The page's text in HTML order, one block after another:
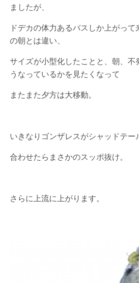
ましたが、
ドデカの体力あるバスしか上がっ
の朝とは違い、
サイズが小型化したことと、朝、
うなっているかを見たくなって
またまた夕方は大移動。
いきなりゴンザレスがシャッドテー
合わせたらまさかのスッポ抜け。
さらに上流に上がります。